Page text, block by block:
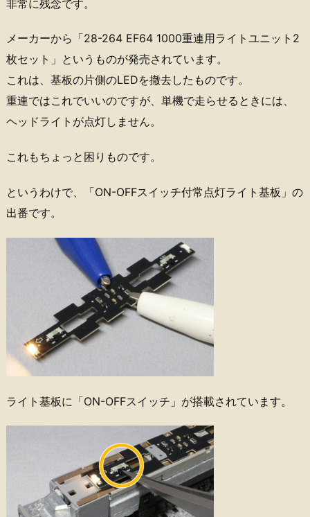
非常に残念です。
メーカーから「28-264 EF64 1000重連用ライトユニット2
枚セット」というものが発売されています。
これは、基板の片側のLEDを撤去したものです。
重連ではこれでいいのですが、単機で走らせるときには、
ヘッドライトが点灯しません。
これもちょっと困りものです。
というわけで、「ON-OFFスイッチ付常点灯ライト基板」の
出番です。
ライト基板に「ON-OFFスイッチ」が搭載されています。